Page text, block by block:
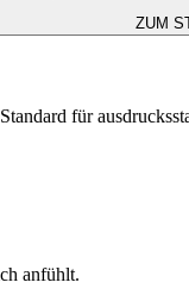
ZUM
für
anfühlt.